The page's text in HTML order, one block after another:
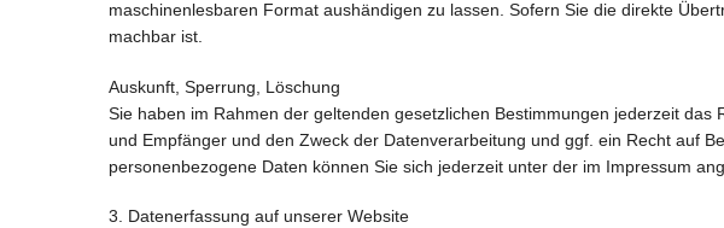
maschinenlesbaren Format aushändigen zu lassen. Sofern Sie die direkte
machbar ist.
Auskunft, Sperrung, Löschung
Sie haben im Rahmen der geltenden gesetzlichen Bestimmungen jederzeit
und Empfänger und den Zweck der Datenverarbeitung und ggf. ein Recht auf
personenbezogene Daten können Sie sich jederzeit unter der im Impressum
3. Datenerfassung auf unserer Website